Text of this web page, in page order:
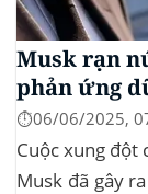
Musk rạn
phản ứng
⏱️06/06/2025,
Cuộc xung đột
Musk đã gây